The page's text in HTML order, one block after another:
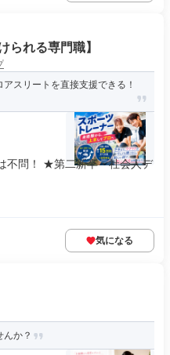
られる専門職】
スリートを直接支援できる！
不問！ ★第二新卒・社会人デ
気になる
か？